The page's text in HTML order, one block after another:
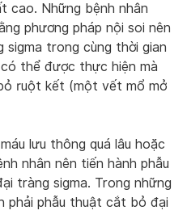
cao. Những bệnh nhân
phương pháp nội soi nên
trong cùng thời gian
thể được thực hiện mà
ruột kết (một vết mổ mở
lưu thông quá lâu hoặc
nhân nên tiến hành phẫu
tràng sigma. Trong những
phải phẫu thuật cắt bỏ đại